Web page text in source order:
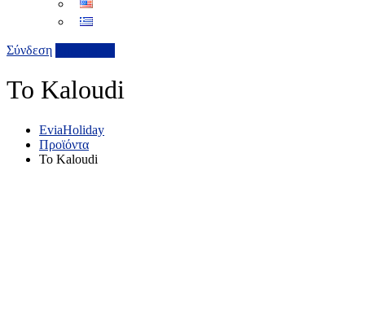
Σύνδεση
To Kaloudi
EviaHoliday
Προϊόντα
To Kaloudi